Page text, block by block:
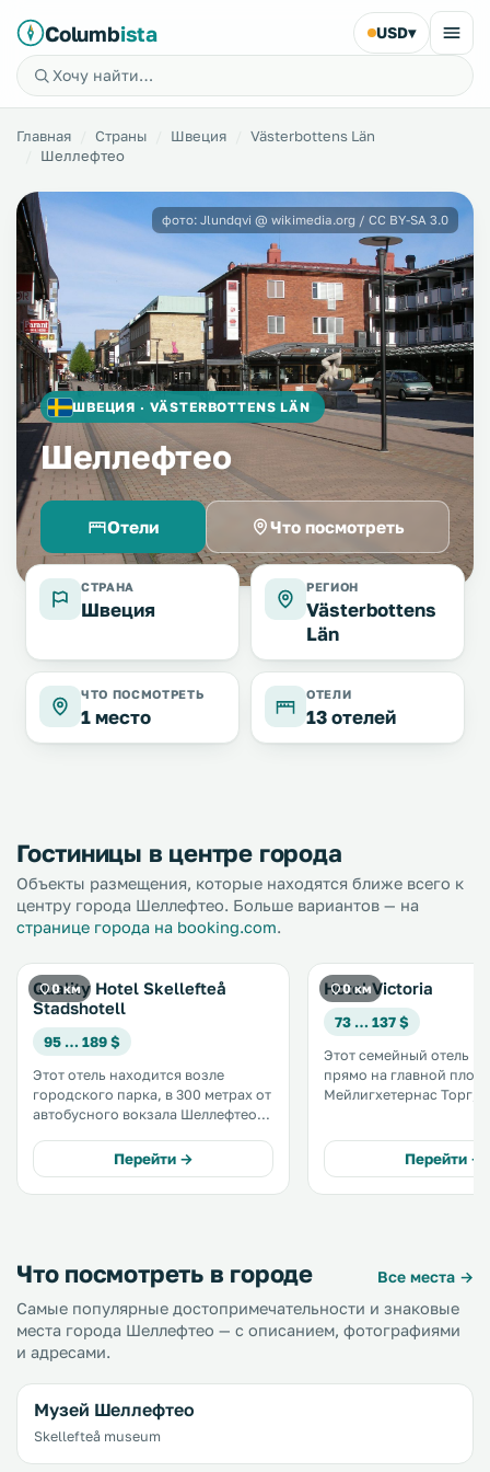
Columbista USD▾
Главная Страны Швеция
Västerbottens Län
Шеллефтео
ШВЕЦИЯ · VÄSTERBOTTENS LÄN
Шеллефтео
Отели Что посмотреть
фото: Jlundqvi @ wikimedia.org / CC BY-SA 3.0
СТРАНА
Швеция
РЕГИОН
Västerbottens
Län
ЧТО ПОСМОТРЕТЬ
1 место
ОТЕЛИ
13 отелей
Гостиницы в центре города
Объекты размещения, которые находятся ближе всего к
центру города Шеллефтео. Больше вариантов — на
странице города на booking.com.
0 км
Quality Hotel Skellefteå
Stadshotell
95 … 189 $
Этот отель находится возле
городского парка, в 300 метрах от
автобусного вокзала Шеллефтео.
гидромассажная ванна и сауна, а
также бесплатный WiFi. Во всех
номерах установлен ЖК-
Перейти →
0 км
Hotel Victoria
73 … 137 $
Этот семейный отель
прямо на главной
Мейлигхетернас Торг,
кабельным
автовокзала Шеллефтео
минуты ходьбы. .
Перейти →
Что посмотреть в городе
Все места →
Самые популярные достопримечательности и знаковые
места города Шеллефтео — с описанием, фотографиями
и адресами.
Музей Шеллефтео
Skellefteå museum